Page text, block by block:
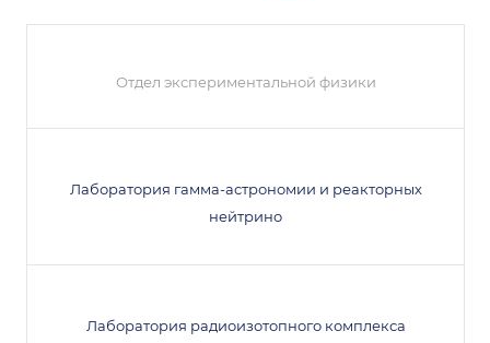
Отдел экспериментальной физики
Лаборатория гамма-астрономии и реакторных
нейтрино
Лаборатория радиоизотопного комплекса